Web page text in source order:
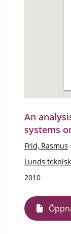
An
systems
Frid, Rasmus ·
Lunds
2010